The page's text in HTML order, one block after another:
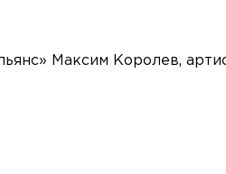
Максим Королев,